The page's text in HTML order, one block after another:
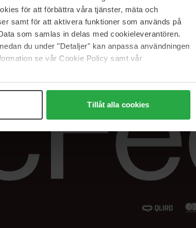
för att förbättra våra tjänster, mäta och
samt för att aktivera funktioner som används på
som samlas in delas med cookieleverantören.
du under "Detaljer" kan anpassa användningen
se vår Cookie Policy samt vår
Tillåt alla cookies
reklamaatiot
Facebook
LinkedIn